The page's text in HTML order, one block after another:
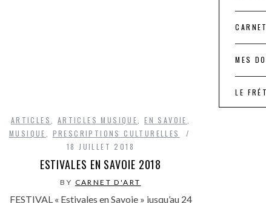
ARTICLES ARTICLES MUSIQUE ,EN SAVOIE
MUSIQUE
PRESCRIPTIONS CULTURELLES
18 JUILLET 2018
ESTIVALES EN SAVOIE 2018
BY CARNET D'ART
FESTIVAL « Estivales en Savoie » jusqu’au 24
MES
LE